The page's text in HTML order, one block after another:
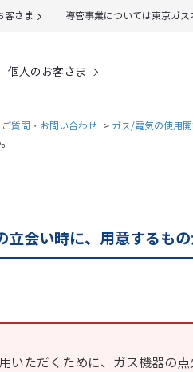
客さま 導管事業については東京ガ
個人のお客さま
質問・お問い合わせ > ガス/電気の使用
会い時に、用意するもの
いただくために、ガス機器の